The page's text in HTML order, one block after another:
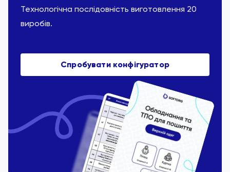
Технологічна послідовність виготовлення 20
виробів.
Спробувати конфігуратор